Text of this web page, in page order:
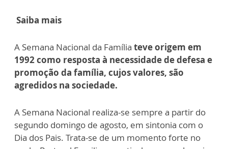
Saiba mais
A Semana Nacional da Família teve origem em
1992 como resposta à necessidade de defesa e
promoção da família, cujos valores, são
agredidos na sociedade.
A Semana Nacional realiza-se sempre a partir do
segundo domingo de agosto, em sintonia com o
Dia dos Pais. Trata-se de um momento forte no